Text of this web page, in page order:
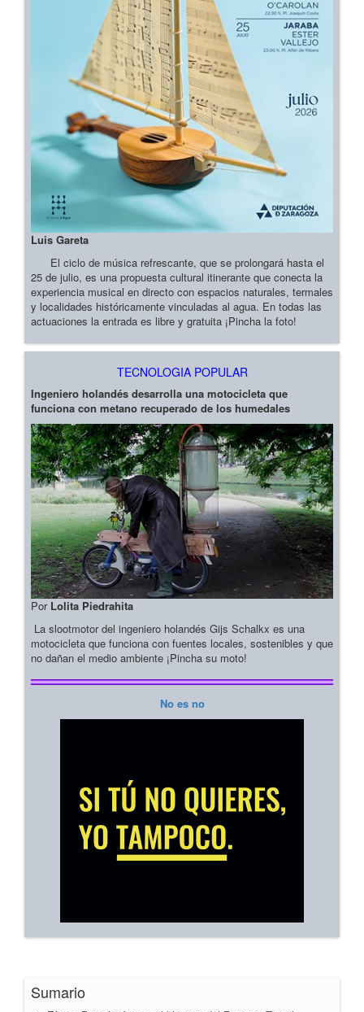
Luis Gareta
El ciclo de música refrescante, que se prolongará hasta el
25 de julio, es una propuesta cultural itinerante que conecta la
experiencia musical en directo con espacios naturales, termales
y localidades históricamente vinculadas al agua. En todas las
actuaciones la entrada es libre y gratuita ¡Pincha la foto!
TECNOLOGIA POPULAR
Ingeniero holandés desarrolla una motocicleta que
funciona con metano recuperado de los humedales
Por Lolita Piedrahita
La slootmotor del ingeniero holandés Gijs Schalkx es una
motocicleta que funciona con fuentes locales, sostenibles y que
no dañan el medio ambiente ¡Pincha su moto!
No es no
Sumario